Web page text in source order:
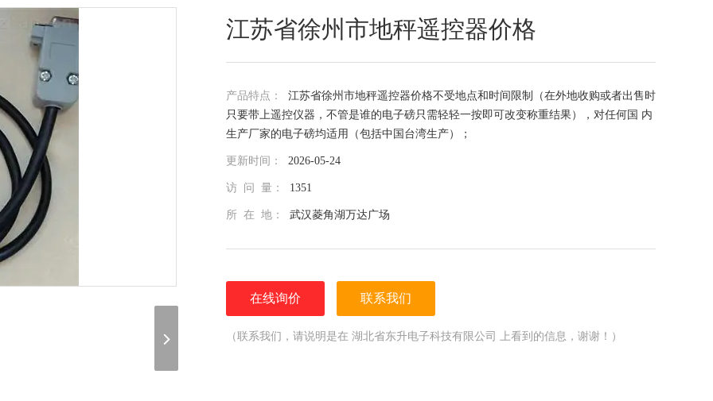
江苏省徐州市地秤遥控器价格
产品特点： 江苏省徐州市地秤遥控器价格不受地点和时间限制（在外地收购或者出售时
只要带上遥控仪器，不管是谁的电子磅只需轻轻一按即可改变称重结果），对任何国 内
生产厂家的电子磅均适用（包括中国台湾生产）；
更新时间： 2026-05-24
访 问 量： 1351
所 在 地： 武汉菱角湖万达广场
在线询价 联系我们
（联系我们，请说明是在 湖北省东升电子科技有限公司 上看到的信息，谢谢！）